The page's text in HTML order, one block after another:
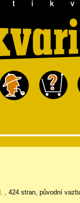
, 424 stran, původní